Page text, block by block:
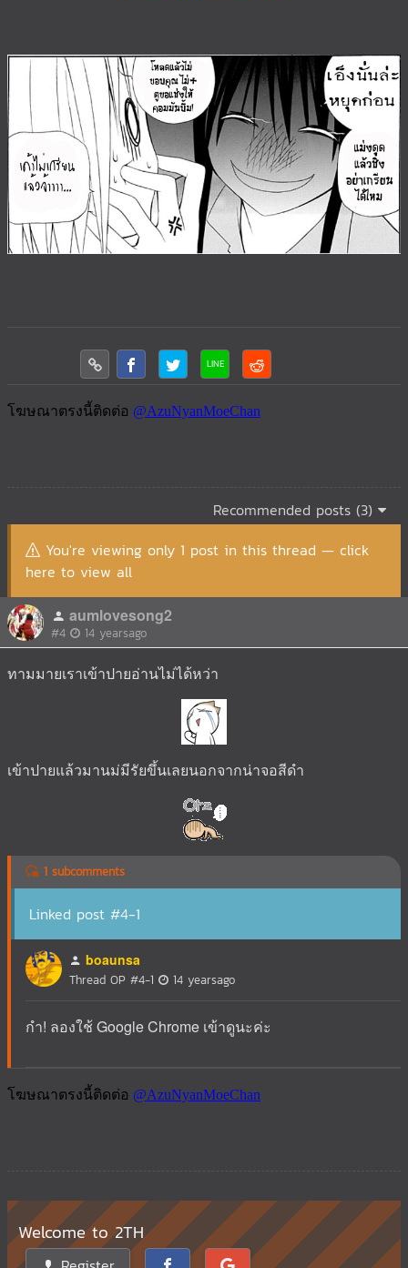
Recommended posts (3)
You're viewing only 1 post in this thread — click
here to view all
aumlovesong2
#4 14 yearsago
ทามมายเราเข้าปายอ่านไม่ได้หว่า
เข้าปายแล้วมานม่มีรัยขึ้นเลยนอกจากน่าจอสีดำ
1 subcomments
Linked post #4-1
boaunsa
Thread OP #4-1 14 yearsago
กำ! ลองใช้ Google Chrome เข้าดูนะค่ะ
Welcome to 2TH